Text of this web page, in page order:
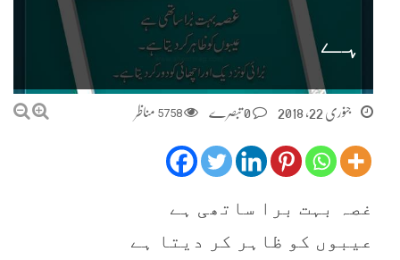
ہے
جنوری 22, 2018 5758 مناظر
غصہ بہت برا ساتھی ہے
عیبوں کو ظاہر کر دیتا ہے